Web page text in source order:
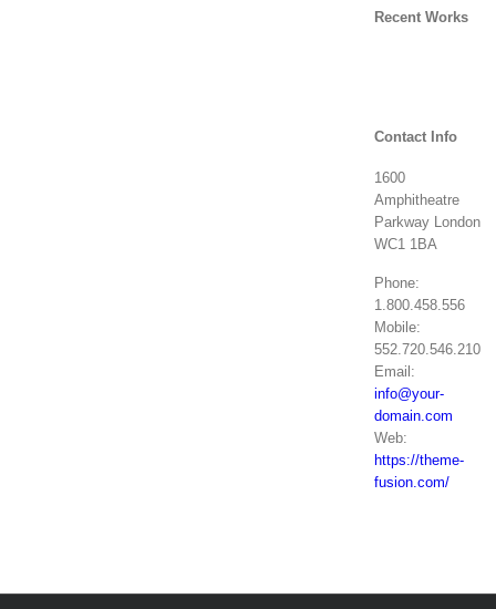
Recent Works
Contact Info
1600
Amphitheatre
Parkway London
WC1 1BA
Phone:
1.800.458.556
Mobile:
552.720.546.210
Email:
info@your-
domain.com
Web:
https://theme-
fusion.com/